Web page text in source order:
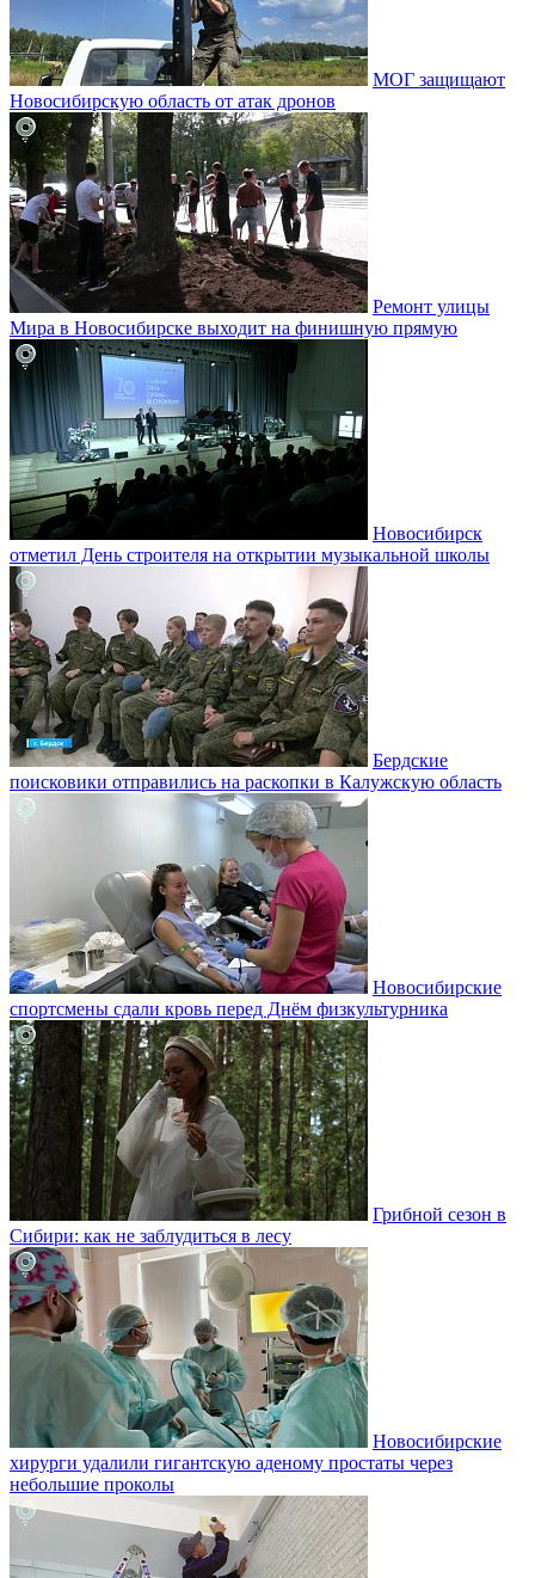
МОГ защищают
Новосибирскую область от атак дронов
Ремонт улицы
Мира в Новосибирске выходит на финишную прямую
Новосибирск
отметил День строителя на открытии музыкальной школы
Бердские
поисковики отправились на раскопки в Калужскую область
Новосибирские
спортсмены сдали кровь перед Днём физкультурника
Грибной сезон в
Сибири: как не заблудиться в лесу
Новосибирские
хирурги удалили гигантскую аденому простаты через
небольшие проколы